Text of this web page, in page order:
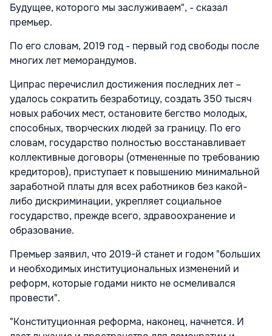
Будущее, которого мы заслуживаем", - сказал
премьер.
По его словам, 2019 год - первый год свободы после
многих лет меморандумов.
Ципрас перечислил достижения последних лет –
удалось сократить безработицу, создать 350 тысяч
новых рабочих мест, остановите бегство молодых,
способных, творческих людей за границу. По его
словам, государство полностью восстанавливает
коллективные договоры (отмененные по требованию
кредиторов), приступает к повышению минимальной
заработной платы для всех работников без какой-
либо дискриминации, укрепляет социальное
государство, прежде всего, здравоохранение и
образование.
Премьер заявил, что 2019-й станет и годом "больших
и необходимых институциональных изменений и
реформ, которые годами никто не осмеливался
провести".
"Конституционная реформа, наконец, начнется. И